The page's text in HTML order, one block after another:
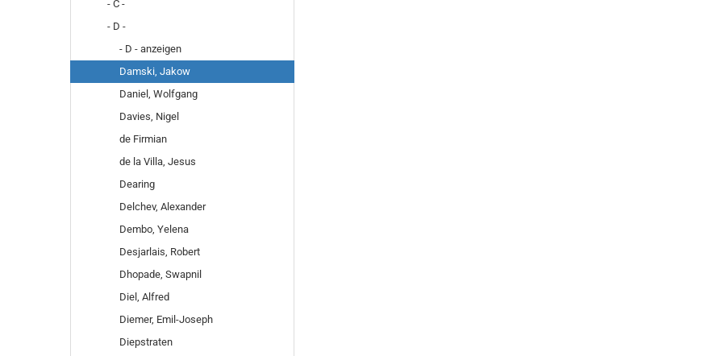
- C -
- D -
- D - anzeigen
Damski, Jakow
Daniel, Wolfgang
Davies, Nigel
de Firmian
de la Villa, Jesus
Dearing
Delchev, Alexander
Dembo, Yelena
Desjarlais, Robert
Dhopade, Swapnil
Diel, Alfred
Diemer, Emil-Joseph
Diepstraten